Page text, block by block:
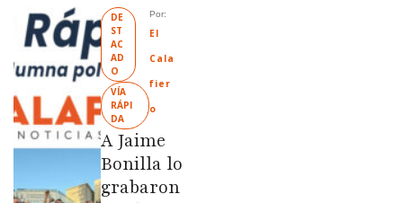
antecedente
s de
prescripción
positiva; uno
fue
revendido
329% por
encima …
DE
ST
AC
AD
O
VÍA
RÁPI
DA
Por:
El
Cala
fier
o
A Jaime
Bonilla lo
grabaron